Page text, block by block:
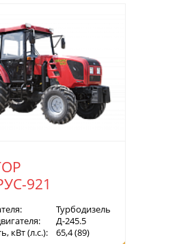
921
Турбодизель
Д-245.5
кВт (л.с.):
65,4 (89)